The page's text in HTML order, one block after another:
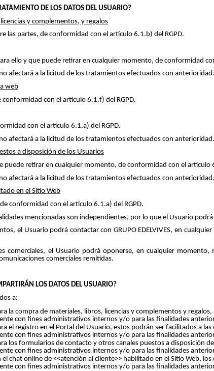
DE LOS DATOS DEL USUARIO?
y complementos, y regalos
las partes, de conformidad con el artículo 6.1.b) del RGPD.
ello y que puede retirar en cualquier momento, de conformidad
afectará a la licitud de los tratamientos efectuados con anterioridad.
web
conformidad con el artículo 6.1.f) del RGPD.
con el artículo 6.1.a) del RGPD.
afectará a la licitud de los tratamientos efectuados con anterioridad.
a disposición de los Usuarios
puede retirar en cualquier momento, de conformidad con el artículo
afectará a la licitud de los tratamientos efectuados con anterioridad.
en el Sitio Web
conformidad con el artículo 6.1.a) del RGPD.
mencionadas son independientes, por lo que el Usuario
el Usuario podrá contactar con GRUPO EDELVIVES, en
comerciales, el Usuario podrá oponerse, en cualquier
comerciales remitidas.
LOS DATOS DEL USUARIO?
a:
la compra de materiales, libros, licencias y complementos y
con fines administrativos internos y/o para las finalidades
el registro en el Portal del Usuario, estos podrán ser facilitados a las
con fines administrativos internos y/o para las finalidades
los formularios de contacto y otros canales puestos a disposición
con fines administrativos internos y/o para las finalidades
chat online de <<atención al cliente>> habilitado en el Sitio Web, los
con fines administrativos internos y/o para las finalidades